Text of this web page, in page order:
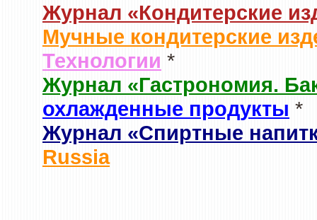
Журнал «Кондитерские
Мучные кондитерские
Технологии *
Журнал «Гастрономия.
охлажденные продукты *
Журнал «Спиртные
Russia